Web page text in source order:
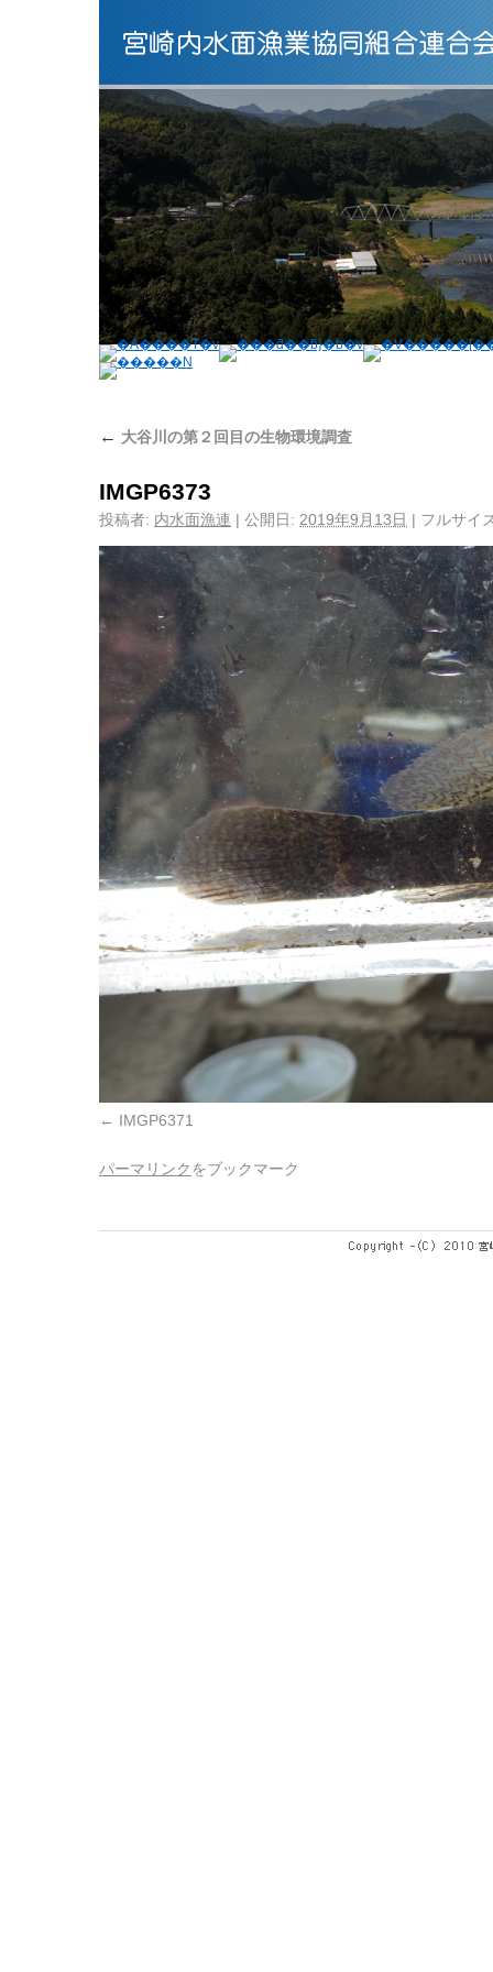
← 大谷川の第２回目の生物環境調査
IMGP6373
投稿者: 内水面漁連 | 公開日: 2019年9月13日 | フルサイ
IMGP6371
パーマリンク をブックマーク